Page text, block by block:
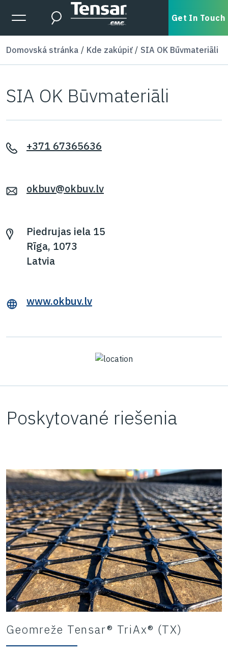
Skip to main content
Expanded Menu Toggle
Search Get In Touch
Domovská stránka Kde zakúpiť SIA OK Būvmateriāli
SIA OK Būvmateriāli
+371 67365636
okbuv@okbuv.lv
Piedrujas iela 15
Rīga, 1073
Latvia
www.okbuv.lv
Poskytované riešenia
Geomreže Tensar® TriAx® (TX)